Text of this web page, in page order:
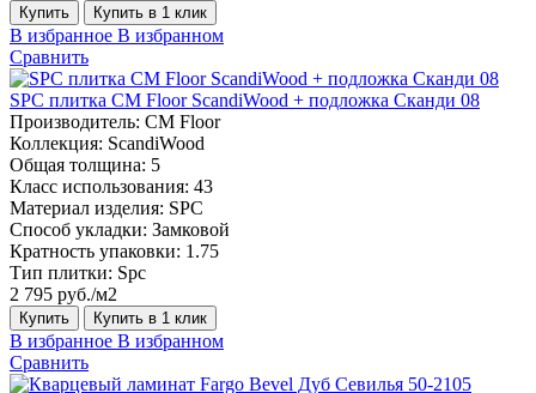
Купить Купить в 1 клик
В избранное В избранном
Сравнить
SPC плитка CM Floor ScandiWood + подложка Сканди 08
Производитель: CM Floor
Коллекция: ScandiWood
Общая толщина: 5
Класс использования: 43
Материал изделия: SPC
Способ укладки: Замковой
Кратность упаковки: 1.75
Тип плитки: Spc
2 795 руб./м2
Купить Купить в 1 клик
В избранное В избранном
Сравнить